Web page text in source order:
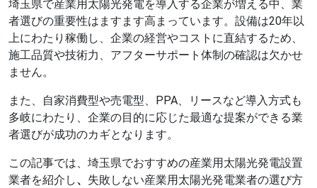
埼玉県で産業用太陽光発電を導入する企業が増える中、業
者選びの重要性はますます高まっています。設備は20年以
上にわたり稼働し、企業の経営やコストに直結するため、
施工品質や技術力、アフターサポート体制の確認は欠かせ
ません。
また、自家消費型や売電型、PPA、リースなど導入方式も
多岐にわたり、企業の目的に応じた最適な提案ができる業
者選びが成功のカギとなります。
この記事では、埼玉県でおすすめの産業用太陽光発電設置
業者を紹介し、 失敗しない産業用太陽光発電業者の選び方